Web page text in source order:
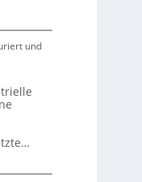
und